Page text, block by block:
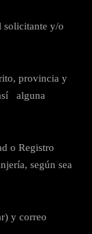
solicitante y/o
provincia y
alguna
o Registro
según sea
y correo